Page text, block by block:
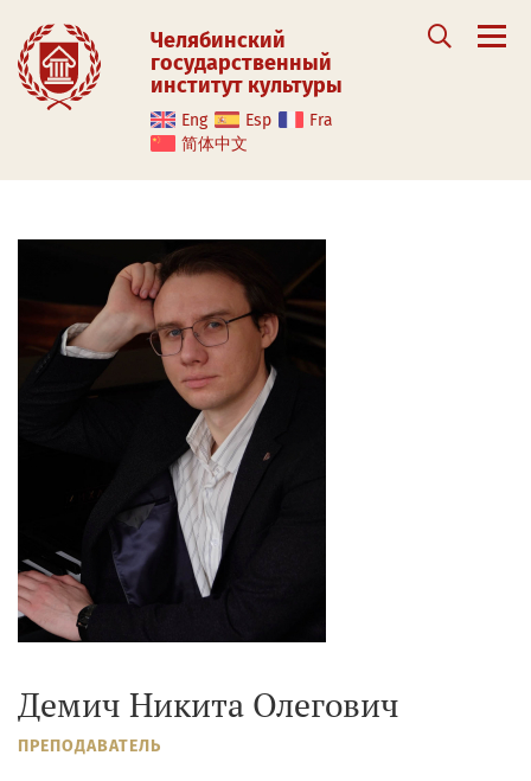
Челябинский
государственный
институт культуры
Eng Esp
Fra
简体中文
Демич Никита Олегович
ПРЕПОДАВАТЕЛЬ